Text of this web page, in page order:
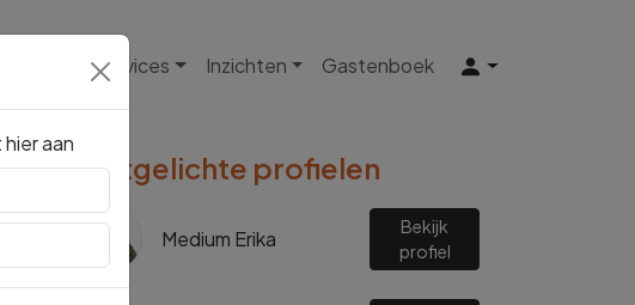
Spirituele Services Inzichten Gastenboek
Uitgelichte profielen
Medium Erika
Bekijk
profiel
hier aan